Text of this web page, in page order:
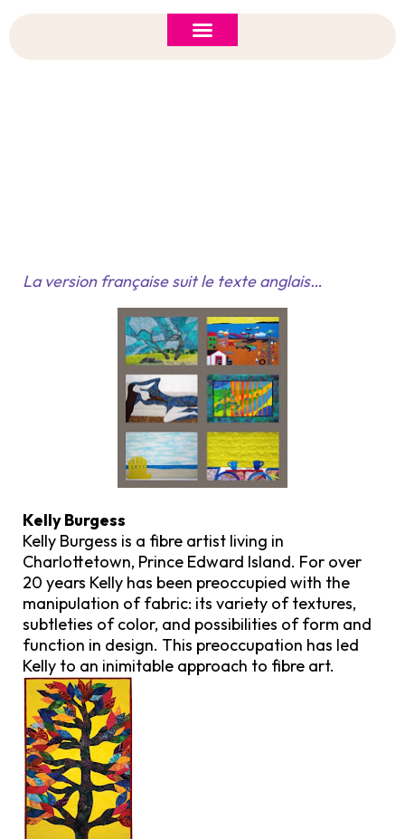
La version française suit le texte anglais…
Kelly Burgess
Kelly Burgess is a fibre artist living in
Charlottetown, Prince Edward Island. For over
20 years Kelly has been preoccupied with the
manipulation of fabric: its variety of textures,
subtleties of color, and possibilities of form and
function in design. This preoccupation has led
Kelly to an inimitable approach to fibre art.